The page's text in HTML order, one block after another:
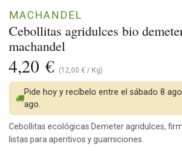
Cebollitas agridulces bio
machandel
MACHANDEL
4,20 € (12,00 € / Kg)
Pide hoy y recíbelo entre el sábado 8
ago.
Cebollitas ecológicas Demeter agridulces,
listas para aperitivos y guarniciones.